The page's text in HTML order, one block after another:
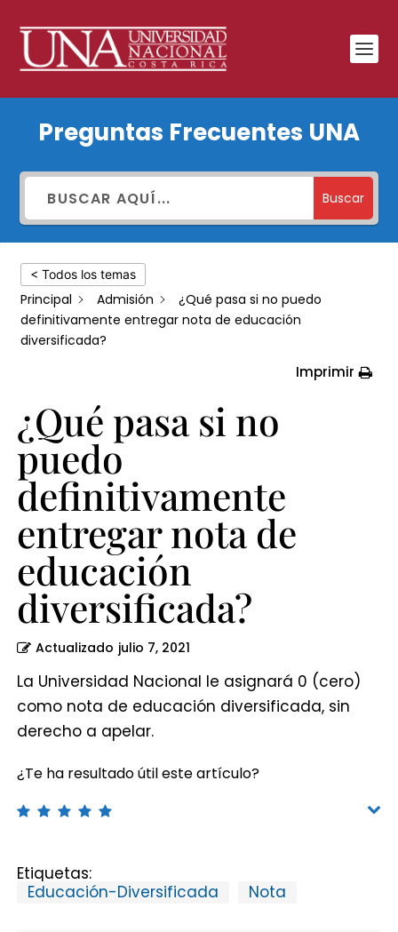
pasa
puedo
definitivamente
entregar
nota
de
diversificada?
Preguntas Frecuentes UNA
Buscar
< Todos los temas
Principal Admisión
¿Qué pasa si no puedo
definitivamente entregar nota de educación
diversificada?
Imprimir
¿Qué pasa si no
puedo
definitivamente
entregar nota de
educación
diversificada?
Actualizado julio 7, 2021
La Universidad Nacional le asignará 0 (cero)
como nota de educación diversificada, sin
derecho a apelar.
¿Te ha resultado útil este artículo?
Etiquetas:
Educación-Diversificada
Nota